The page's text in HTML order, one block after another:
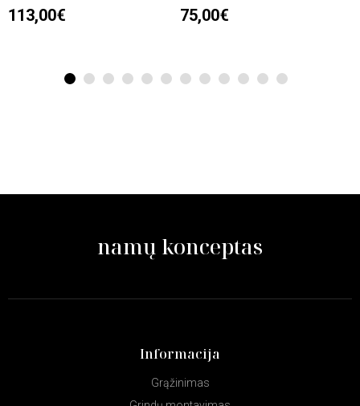
113,00€ 75,00€
10 11 12
namų konceptas
Informacija
Grąžinimas